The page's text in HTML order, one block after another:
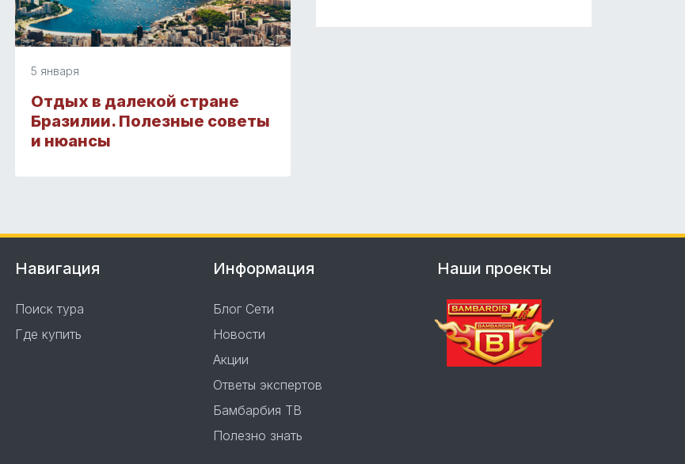
5 января
Отдых в далекой стране
Бразилии. Полезные советы
и нюансы
Навигация
Поиск тура
Где купить
Информация
Блог Сети
Новости
Акции
Ответы экспертов
Бамбарбия ТВ
Полезно знать
Наши проекты